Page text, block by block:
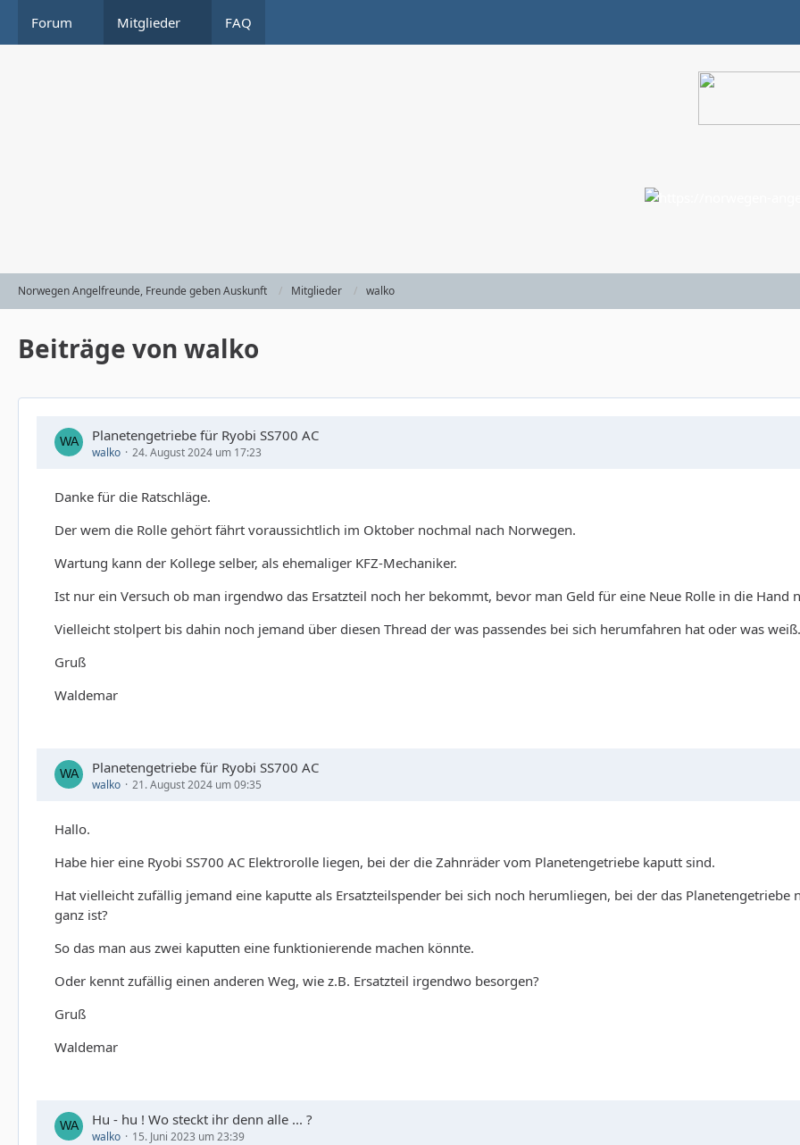
Forum Mitglieder FAQ
Norwegen Angelfreunde, Freunde geben Auskunft Mitglieder walko
Beiträge von walko
Planetengetriebe für Ryobi SS700 AC
walko 24. August 2024 um 17:23
Danke für die Ratschläge.
Der wem die Rolle gehört fährt voraussichtlich im Oktober nochmal nach Norwegen.
Wartung kann der Kollege selber, als ehemaliger KFZ-Mechaniker.
Ist nur ein Versuch ob man irgendwo das Ersatzteil noch her bekommt, bevor man Geld für eine Neue Rolle in die Hand
Vielleicht stolpert bis dahin noch jemand über diesen Thread der was passendes bei sich herumfahren hat oder was weiß.
Gruß
Waldemar
Planetengetriebe für Ryobi SS700 AC
walko 21. August 2024 um 09:35
Hallo.
Habe hier eine Ryobi SS700 AC Elektrorolle liegen, bei der die Zahnräder vom Planetengetriebe kaputt sind.
Hat vielleicht zufällig jemand eine kaputte als Ersatzteilspender bei sich noch herumliegen, bei der das Planetengetriebe
ganz ist?
So das man aus zwei kaputten eine funktionierende machen könnte.
Oder kennt zufällig einen anderen Weg, wie z.B. Ersatzteil irgendwo besorgen?
Gruß
Waldemar
Hu - hu ! Wo steckt ihr denn alle ... ?
walko 15. Juni 2023 um 23:39